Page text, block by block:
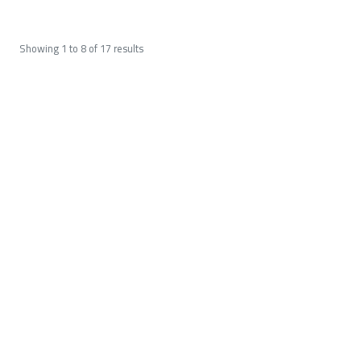
Showing1 to 8of17 results